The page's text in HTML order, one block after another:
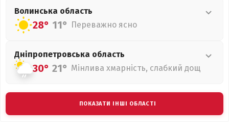
Волинська область
28° 11° Переважно ясно
Дніпропетровська область
30° 21° Мінлива хмарність, слабкий дощ
ПОКАЗАТИ ІНШІ ОБЛАСТІ